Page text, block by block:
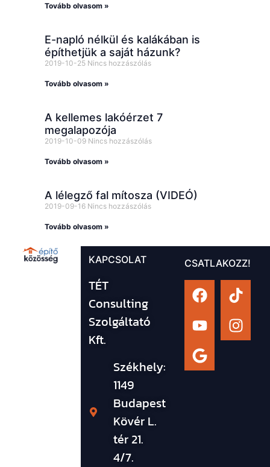
Tovább olvasom »
E-napló nélkül és kalákában is
építhetjük a saját házunk?
2019-10-25 Nincs hozzászólás
Tovább olvasom »
A kellemes lakóérzet 7
megalapozója
2019-10-09 Nincs hozzászólás
Tovább olvasom »
A lélegző fal mítosza (VIDEÓ)
2019-09-16 Nincs hozzászólás
Tovább olvasom »
KAPCSOLAT
TÉT
Consulting
Szolgáltató
Kft.
Székhely:
1149
Budapest
Kövér L.
tér 21.
4/7.
CSATLAKOZZ!